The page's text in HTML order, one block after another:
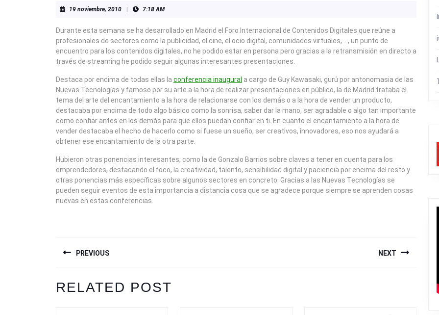
19 noviembre, 201019
7:18 AM
Durante esta semana se ha desarrollado en Madrid el Foro Internacional de Contenidos Digitales que reúne a
profesionales de sectores como la publicidad, el cine, el ocio digital, comunidades virtuales, …, un punto de
encuentro para los contenidos digitales, no he podido estar en persona pero gracias a la retransmisión en directo a
través de streaming he podido seguir algunas interesantes presentaciones.
Destaca por encima de todas ellas la conferencia inaugural a cargo de Guy Kawasaki, gurú por antonomasia de las
Nuevas Tecnologías y famoso por su arte a la hora de realizar presentaciones en público, la de Madrid trataba el
tema del arte del encantamiento a la hora de relacionarse con los demás o a la hora de vender un producto,
destacaba por encima de todo algo básico como la sonrisa, saber dar la mano, ser agradable o algo tan importante
como confiar antes en los demás para que ellos puedan confiar en ti. En cuanto el encantamiento a la hora de
vender destacaba el hecho de hacerlo como si fuese un sueño, ser creativos, innovadores, eso nos ayudará a
obtener ese encantamiento de la otra parte.
Hubieron otras ponencias interesantes, como la de Gonzalo Barrios sobre claves a tener en cuenta para los
emprendedores, destacando el foco, la creatividad, talento, sensibilidad digital y paciencia por encima del resto y
otras ponencias más específicas sobre algunos sectores en concreto. Gracias a las Nuevas Tecnologías se
pueden seguir eventos de esta importancia a distancia cosa que se agradece porque siempre se aprenden cosas
nuevas en estas conferencias.
DE
ENTRADAS
PREVIOUS
post:
NEXT
RELATED POST